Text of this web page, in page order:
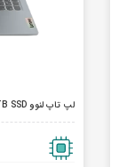
لپ تاپ لنوو IdeaPad Slim 3 15irh10 i5 13420H 40GB 2TB SSD